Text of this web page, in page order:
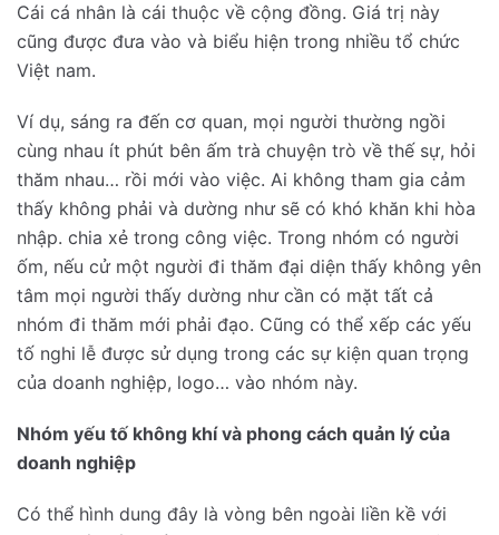
Cái cá nhân là cái thuộc về cộng đồng. Giá trị này
cũng được đưa vào và biểu hiện trong nhiều tổ chức
Việt nam.
Ví dụ, sáng ra đến cơ quan, mọi người thường ngồi
cùng nhau ít phút bên ấm trà chuyện trò về thế sự, hỏi
thăm nhau… rồi mới vào việc. Ai không tham gia cảm
thấy không phải và dường như sẽ có khó khăn khi hòa
nhập. chia xẻ trong công việc. Trong nhóm có người
ốm, nếu cử một người đi thăm đại diện thấy không yên
tâm mọi người thấy dường như cần có mặt tất cả
nhóm đi thăm mới phải đạo. Cũng có thể xếp các yếu
tố nghi lễ được sử dụng trong các sự kiện quan trọng
của doanh nghiệp, logo… vào nhóm này.
Nhóm yếu tố không khí và phong cách quản lý của
doanh nghiệp
Có thể hình dung đây là vòng bên ngoài liền kề với